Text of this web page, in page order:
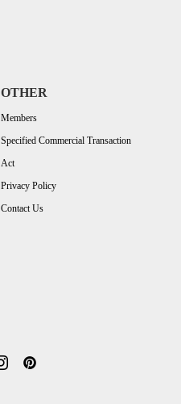
OTHER
Members
Specified Commercial Transaction
Act
Privacy Policy
Contact Us